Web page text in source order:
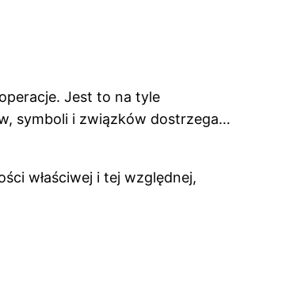
Jest to na tyle
symboli i związków dostrzega…
właściwej i tej względnej,